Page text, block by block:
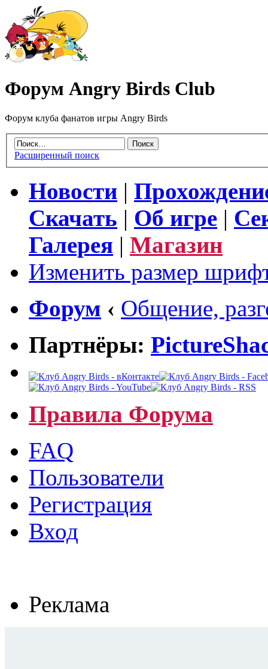
Форум Angry Birds Club
Форум клуба фанатов игры Angry Birds
Расширенный поиск
Новости |
Скачать | Об игре |
Галерея | Магазин
Изменить размер
Форум ‹ Общение,
Партнёры:
Правила Форума
FAQ
Пользователи
Регистрация
Вход
Реклама